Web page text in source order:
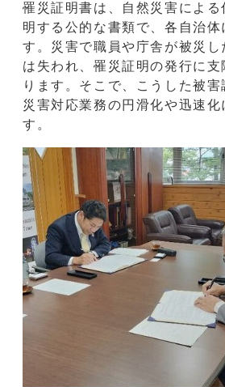
罹災証明書は、自然災害によ
明する公的な書類で、各自治体
す。災害で職員や庁舎が被災
は失われ、罹災証明の発行に
ります。そこで、こうした被害
災害対応業務の円滑化や迅速化
す。